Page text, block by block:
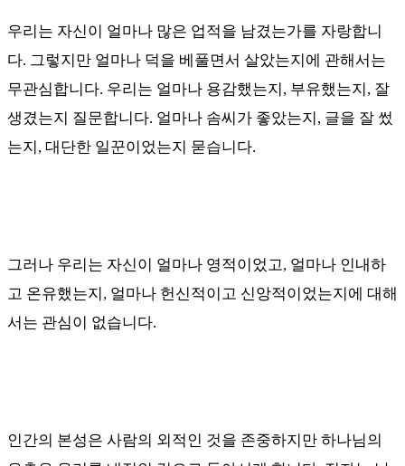
우리는 자신이 얼마나 많은 업적을 남겼는가를 자랑합니
다. 그렇지만 얼마나 덕을 베풀면서 살았는지에 관해서는
무관심합니다. 우리는 얼마나 용감했는지 , 부유했는지 , 잘
생겼는지 질문합니다. 얼마나 솜씨가 좋았는지 , 글을 잘 썼
는지 , 대단한 일꾼이었는지 묻습니다.
그러나 우리는 자신이 얼마나 영적이었고, 얼마나 인내하
고 온유했는지 , 얼마나 헌신적이고 신앙적이었는지에 대해
서는 관심이 없습니다.
인간의 본성은 사람의 외적인 것을 존중하지만 하나님의